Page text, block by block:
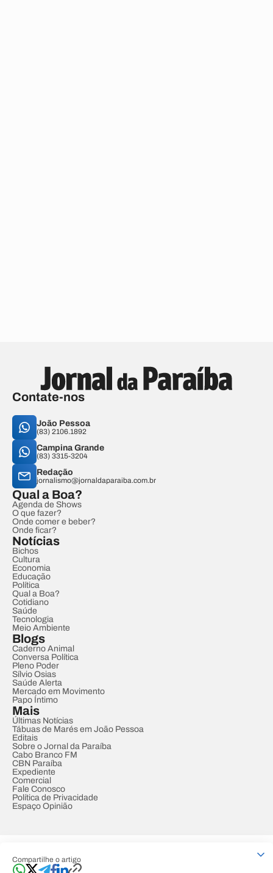
Compartilhe o artigo
Contate-nos
João Pessoa
(83) 2106.1892
Campina Grande
(83) 3315-3204
Redação
jornalismo@jornaldaparaiba.com.br
Qual a Boa?
Agenda de Shows
O que fazer?
Onde comer e beber?
Onde ficar?
Notícias
Bichos
Cultura
Economia
Educação
Política
Qual a Boa?
Cotidiano
Saúde
Tecnologia
Meio Ambiente
Blogs
Caderno Animal
Conversa Política
Pleno Poder
Sílvio Osias
Saúde Alerta
Mercado em Movimento
Papo Íntimo
Mais
Últimas Notícias
Tábuas de Marés em João Pessoa
Editais
Sobre o Jornal da Paraíba
Cabo Branco FM
CBN Paraíba
Expediente
Comercial
Fale Conosco
Política de Privacidade
Espaço Opinião